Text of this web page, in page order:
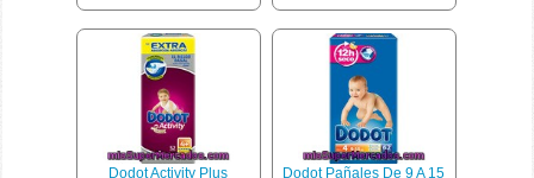
Dodot Activity Plus
Dodot Pañales De 9 A 15